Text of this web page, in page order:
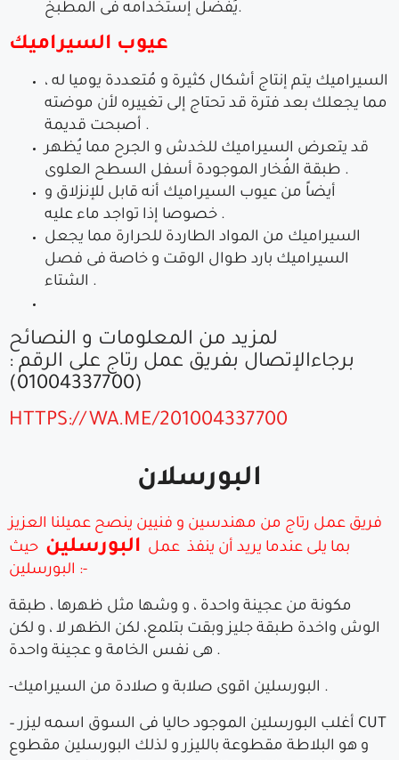
يُفضل إستخدامه فى المطبخ.
عيوب السيراميك
السيراميك يتم إنتاج أشكال كثيرة و مُتعددة يوميا له ،
مما يجعلك بعد فترة قد تحتاج إلى تغييره لأن موضته
أصبحت قديمة .
قد يتعرض السيراميك للخدش و الجرح مما يُظهر
طبقة الفُخار الموجودة أسفل السطح العلوى .
أيضاً من عيوب السيراميك أنه قابل للإنزلاق و
خصوصا إذا تواجد ماء عليه .
السيراميك من المواد الطاردة للحرارة مما يجعل
السيراميك بارد طوال الوقت و خاصة فى فصل
الشتاء .
لمزيد من المعلومات و النصائح
برجاءالإتصال بفريق عمل رتاج على الرقم :
(01004337700)
HTTPS://WA.ME/201004337700
البورسلان
فريق عمل رتاج من مهندسين و فنيين ينصح عميلنا العزيز
بما يلى عندما يريد أن ينفذ عمل البورسلين حيث
البورسلين :-
مكونة من عجينة واحدة ، و وشها مثل ظهرها ، طبقة
الوش واخدة طبقة جليز وبقت بتلمع، لكن الظهر لا ، و لكن
هى نفس الخامة و عجينة واحدة .
-البورسلين اقوى صلابة و صلادة من السيراميك .
– أغلب البورسلين الموجود حاليا فى السوق اسمه ليزر CUT
و هو البلاطة مقطوعة بالليزر و لذلك البورسلين مقطوع